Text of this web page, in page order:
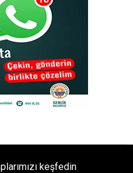
keşfedin